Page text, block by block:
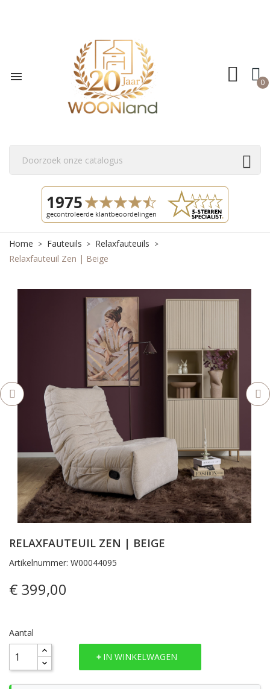
 0
Home Fauteuils
Relaxfauteuils
Relaxfauteuil Zen | Beige
RELAXFAUTEUIL ZEN | BEIGE
Artikelnummer: W00044095
€ 399,00
Aantal
IN WINKELWAGEN